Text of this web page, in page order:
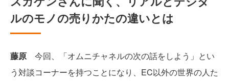
ルのモノの売りかたの違いとは
藤原 今回、「オムニチャネルの次の話をしよう」とい
う対談コーナーを持つことになり、EC以外の世界の人た